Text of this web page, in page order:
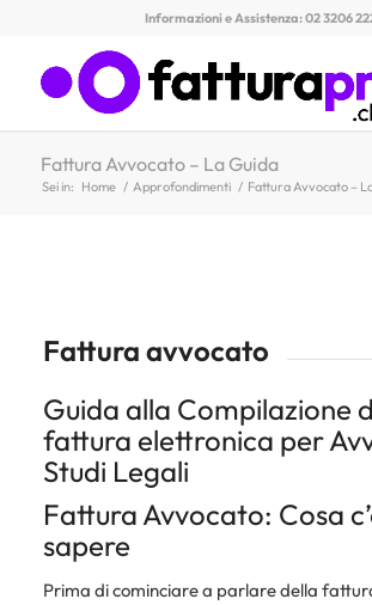
Informazioni e Assistenza: 02 3206
Fattura Avvocato – La Guida
Sei in: Home / Approfondimenti / Fattura Avvocato –
Fattura avvocato
Guida alla Compilazione
fattura elettronica per
Studi Legali
Fattura Avvocato: Cosa
sapere
Prima di cominciare a parlare della